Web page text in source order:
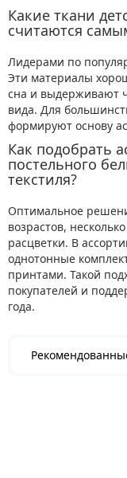
Какие ткани
считаются
Лидерами по
Эти материалы
сна и выдерживают
вида. Для
формируют основу
Как подобрать
постельного
текстиля?
Оптимальное
возрастов,
расцветки. В
однотонные
принтами. Такой
покупателей и
года.